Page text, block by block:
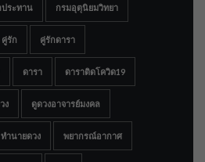
ระทาน กรมอุตุนิยมวิทยา
คู่รัก คู่รักดารา
ดารา ดาราติดโควิด19
ง ดูดวงอาจารย์มงคล
ทำนายดวง พยากรณ์อากาศ